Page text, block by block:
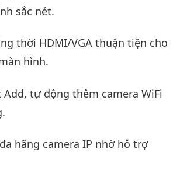
sắc nét.
thời HDMI/VGA thuận tiện cho
hình.
Add, tự động thêm camera WiFi
hãng camera IP nhờ hỗ trợ